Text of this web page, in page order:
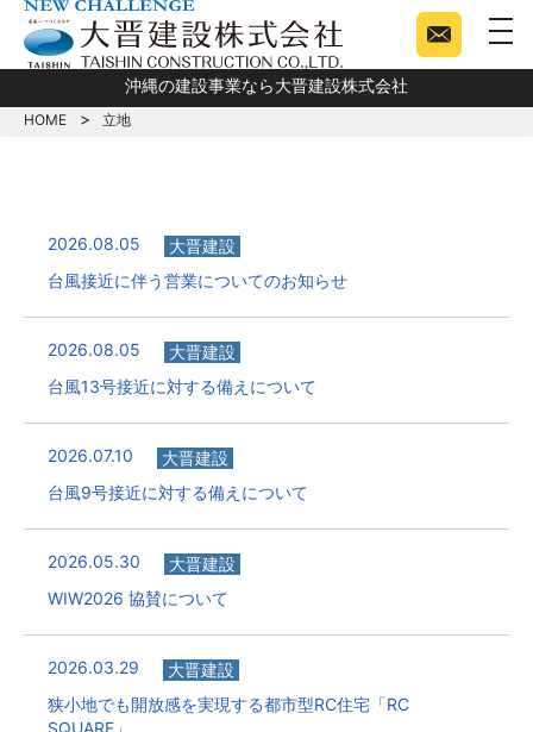
沖縄の建設事業なら大晋建設株式会社
HOME 立地
2026.08.05
大晋建設
台風接近に伴う営業についてのお知らせ
2026.08.05
大晋建設
台風13号接近に対する備えについて
2026.07.10
大晋建設
台風9号接近に対する備えについて
2026.05.30
大晋建設
WIW2026 協賛について
2026.03.29
大晋建設
狭小地でも開放感を実現する都市型RC住宅「RC
SQUARE」